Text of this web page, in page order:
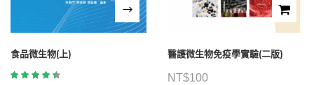
食品微生物(上) 醫護微生物免疫學實驗(二版)
NT$100